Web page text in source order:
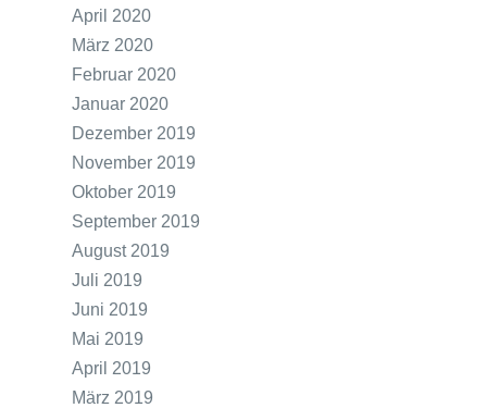
April 2020
März 2020
Februar 2020
Januar 2020
Dezember 2019
November 2019
Oktober 2019
September 2019
August 2019
Juli 2019
Juni 2019
Mai 2019
April 2019
März 2019